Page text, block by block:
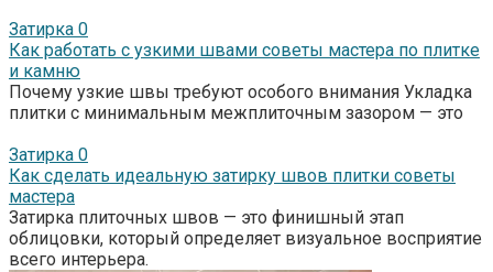
Затирка 0
Как работать с узкими швами советы мастера по плитке
и камню
Почему узкие швы требуют особого внимания Укладка
плитки с минимальным межплиточным зазором — это
Затирка 0
Как сделать идеальную затирку швов плитки советы
мастера
Затирка плиточных швов — это финишный этап
облицовки, который определяет визуальное восприятие
всего интерьера.